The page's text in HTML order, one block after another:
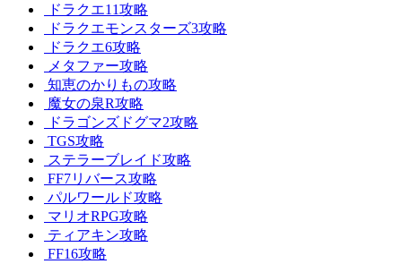
ドラクエ11攻略
ドラクエモンスターズ3攻略
ドラクエ6攻略
メタファー攻略
知恵のかりもの攻略
魔女の泉R攻略
ドラゴンズドグマ2攻略
TGS攻略
ステラーブレイド攻略
FF7リバース攻略
パルワールド攻略
マリオRPG攻略
ティアキン攻略
FF16攻略